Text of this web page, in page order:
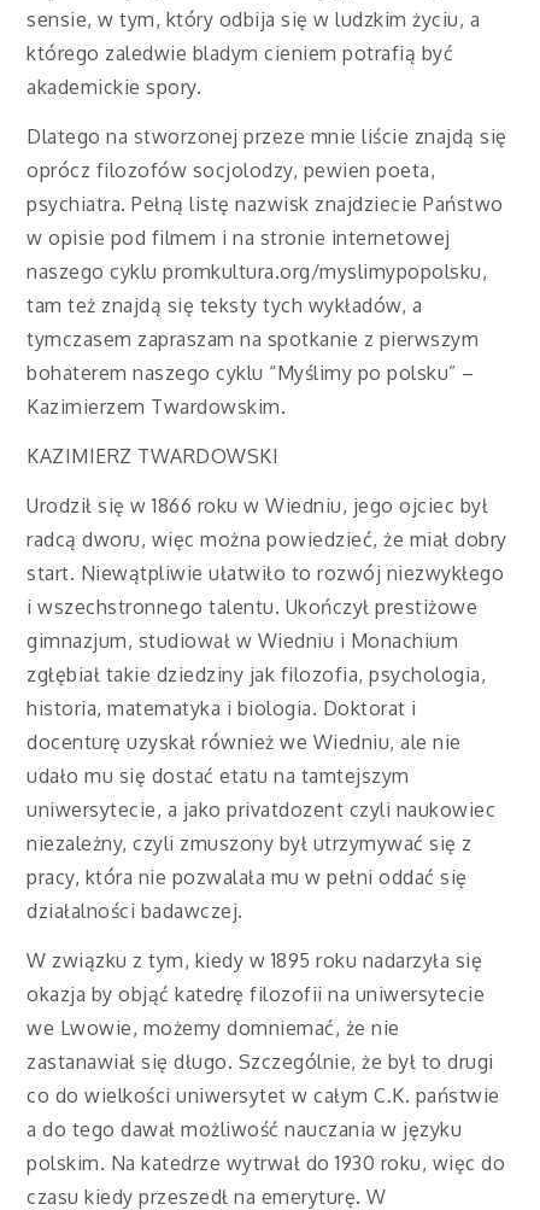
sensie, w tym, który odbija się w ludzkim życiu, a
którego zaledwie bladym cieniem potrafią być
akademickie spory.
Dlatego na stworzonej przeze mnie liście znajdą się
oprócz filozofów socjolodzy, pewien poeta,
psychiatra. Pełną listę nazwisk znajdziecie Państwo
w opisie pod filmem i na stronie internetowej
naszego cyklu promkultura.org/myslimypopolsku,
tam też znajdą się teksty tych wykładów, a
tymczasem zapraszam na spotkanie z pierwszym
bohaterem naszego cyklu “Myślimy po polsku” –
Kazimierzem Twardowskim.
KAZIMIERZ TWARDOWSKI
Urodził się w 1866 roku w Wiedniu, jego ojciec był
radcą dworu, więc można powiedzieć, że miał dobry
start. Niewątpliwie ułatwiło to rozwój niezwykłego
i wszechstronnego talentu. Ukończył prestiżowe
gimnazjum, studiował w Wiedniu i Monachium
zgłębiał takie dziedziny jak filozofia, psychologia,
historia, matematyka i biologia. Doktorat i
docenturę uzyskał również we Wiedniu, ale nie
udało mu się dostać etatu na tamtejszym
uniwersytecie, a jako privatdozent czyli naukowiec
niezależny, czyli zmuszony był utrzymywać się z
pracy, która nie pozwalała mu w pełni oddać się
działalności badawczej.
W związku z tym, kiedy w 1895 roku nadarzyła się
okazja by objąć katedrę filozofii na uniwersytecie
we Lwowie, możemy domniemać, że nie
zastanawiał się długo. Szczególnie, że był to drugi
co do wielkości uniwersytet w całym C.K. państwie
a do tego dawał możliwość nauczania w języku
polskim. Na katedrze wytrwał do 1930 roku, więc do
czasu kiedy przeszedł na emeryturę. W